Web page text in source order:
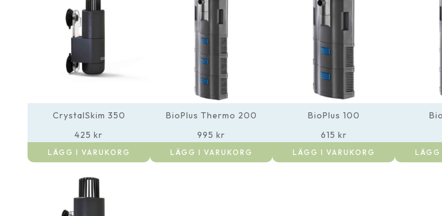
CrystalSkim 350
425 kr
LÄGG I VARUKORG
BioPlus Thermo 200
995 kr
LÄGG I VARUKORG
BioPlus 100
615 kr
LÄGG I VARUKORG LÄGG